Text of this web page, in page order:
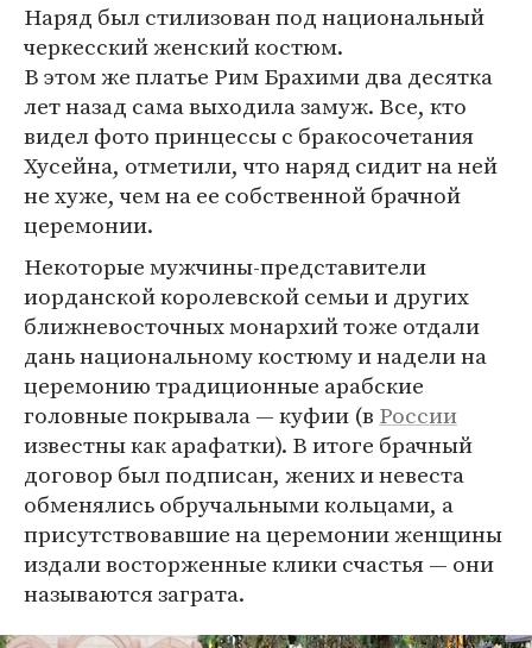
Наряд был стилизован под национальный
черкесский женский костюм.
В этом же платье Рим Брахими два десятка
лет назад сама выходила замуж. Все, кто
видел фото принцессы с бракосочетания
Хусейна, отметили, что наряд сидит на ней
не хуже, чем на ее собственной брачной
церемонии.
Некоторые мужчины-представители
иорданской королевской семьи и других
ближневосточных монархий тоже отдали
дань национальному костюму и надели на
церемонию традиционные арабские
головные покрывала — куфии (в России
известны как арафатки). В итоге брачный
договор был подписан, жених и невеста
обменялись обручальными кольцами, а
присутствовавшие на церемонии женщины
издали восторженные клики счастья — они
называются заграта.